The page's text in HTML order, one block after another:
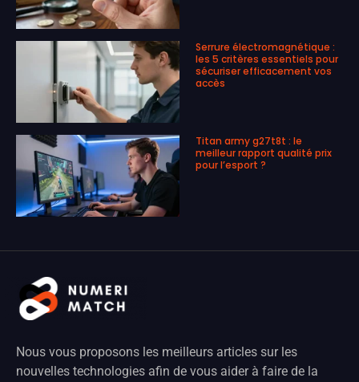
Serrure électromagnétique :
les 5 critères essentiels pour
sécuriser efficacement vos
accès
Titan army g27t8t : le
meilleur rapport qualité prix
pour l’esport ?
Nous vous proposons les meilleurs articles sur les
nouvelles technologies afin de vous aider à faire de la